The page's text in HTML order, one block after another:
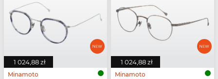
1 024,88 zł
Minamoto
1 024,88 zł
Minamoto